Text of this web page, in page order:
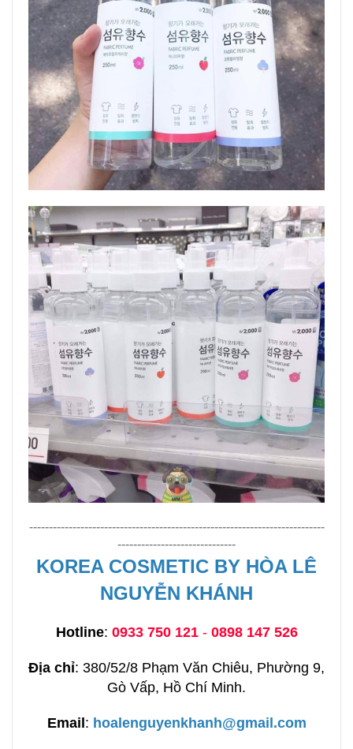
---------------------------------------------------------------------------
------------------------------
KOREA COSMETIC BY HÒA LÊ
NGUYỄN KHÁNH
Hotline: 0933 750 121- 0898 147 526
Địa chỉ: 380/52/8 Phạm Văn Chiêu, Phường 9,
Gò Vấp, Hồ Chí Minh.
Email: hoalenguyenkhanh@gmail.com